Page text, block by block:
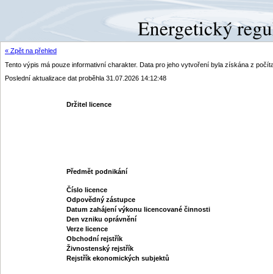
« Zpět na přehled
Tento výpis má pouze informativní charakter. Data pro jeho vytvoření byla získána z
Poslední aktualizace dat proběhla 31.07.2026 14:12:48
Držitel licence
Předmět podnikání
Číslo licence
Odpovědný zástupce
Datum zahájení výkonu licencované činnosti
Den vzniku oprávnění
Verze licence
Obchodní rejstřík
Živnostenský rejstřík
Rejstřík ekonomických subjektů